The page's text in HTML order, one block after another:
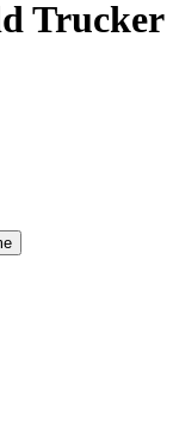
Trucker